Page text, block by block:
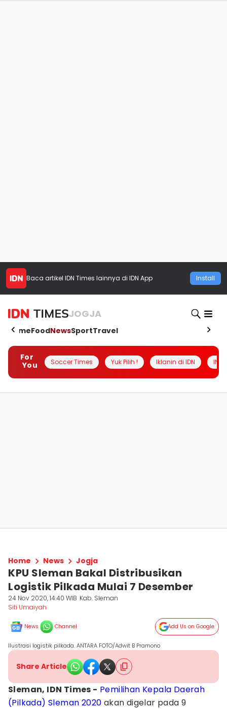
Baca artikel IDN Times lainnya di IDN App Install
JOGJA
HomeFoodNewsSportTravel
For
You
Soccer Times Yuk Pilih ! Iklanin di IDN
Home News Jogja
KPU Sleman Bakal Distribusikan
Logistik Pilkada Mulai 7 Desember
24 Nov 2020, 14:40 WIB Kab. Sleman
Siti Umaiyah
News Channel Add Us on Google
Ilustrasi logistik pilkada. ANTARA FOTO/Adwit B Pramono
Share Article
Sleman, IDN Times - Pemilihan Kepala Daerah
(Pilkada) Sleman 2020 akan digelar pada 9